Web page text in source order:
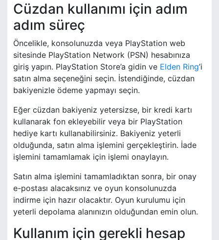
Cüzdan kullanımı için adım
adım süreç
Öncelikle, konsolunuzda veya PlayStation web
sitesinde PlayStation Network (PSN) hesabınıza
giriş yapın. PlayStation Store’a gidin ve Elden Ring’i
satın alma seçeneğini seçin. İstendiğinde, cüzdan
bakiyenizle ödeme yapmayı seçin.
Eğer cüzdan bakiyeniz yetersizse, bir kredi kartı
kullanarak fon ekleyebilir veya bir PlayStation
hediye kartı kullanabilirsiniz. Bakiyeniz yeterli
olduğunda, satın alma işlemini gerçekleştirin. İade
işlemini tamamlamak için işlemi onaylayın.
Satın alma işlemini tamamladıktan sonra, bir onay
e-postası alacaksınız ve oyun konsolunuzda
indirme için hazır olacaktır. Oyun kurulumu için
yeterli depolama alanınızın olduğundan emin olun.
Kullanım için gerekli hesap